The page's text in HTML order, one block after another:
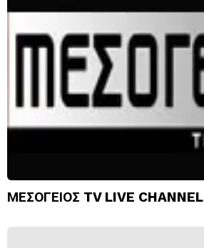
ΜΕΣΟΓΕΙΟΣ TV LIVE CHANNEL